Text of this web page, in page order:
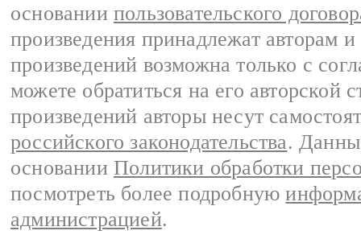
основании пользовательского
произведения принадлежат авторам
произведений возможна только с
можете обратиться на его авторской
произведений авторы несут
российского законодательства.
основании Политики обработки
посмотреть более подробную
администрацией.